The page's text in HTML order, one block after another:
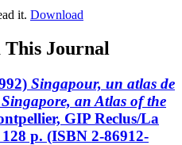
it. Download
Journal
Singapour, un atlas de
an Atlas of the
GIP Reclus/La
p. (ISBN 2-86912-